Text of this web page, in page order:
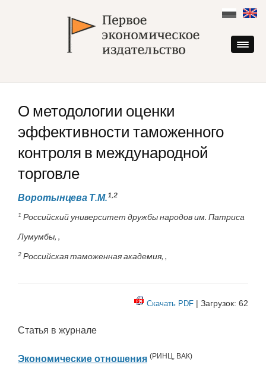
content
О методологии оценки
эффективности таможенного
контроля в международной
торговле
Воротынцева Т.М.1,2
1 Российский университет дружбы народов им. Патриса
Лумумбы, ,
2 Российская таможенная академия, ,
Скачать PDF | Загрузок: 62
Статья в журнале
Экономические отношения (РИНЦ, ВАК)